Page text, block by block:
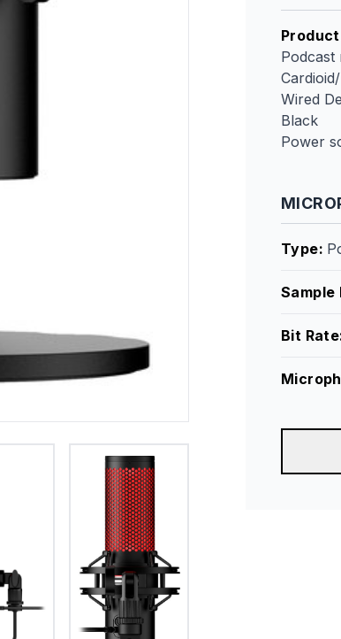
Wired
Black
Power
Type:
Sample
Bit Rate